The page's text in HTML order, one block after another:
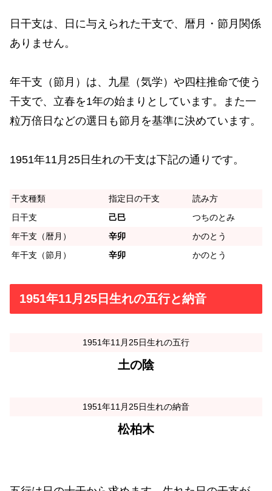
日干支は、日に与えられた干支で、暦月・節月関係
ありません。
年干支（節月）は、九星（気学）や四柱推命で使う
干支で、立春を1年の始まりとしています。また一
粒万倍日などの選日も節月を基準に決めています。
1951年11月25日生れの干支は下記の通りです。
干支種類 指定日の干支
読み方
日干支
己巳
つちのとみ
年干支（暦月）
辛卯
かのとう
年干支（節月）
辛卯 かのとう
1951年11月25日生れの五行と納音
1951年11月25日生れの五行
土の陰
1951年11月25日生れの納音
松柏木